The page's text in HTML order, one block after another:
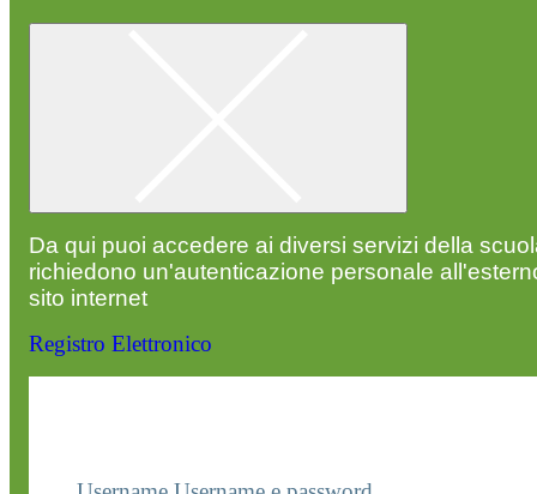
Da qui puoi accedere ai diversi servizi della
richiedono un'autenticazione personale
sito internet
Registro Elettronico